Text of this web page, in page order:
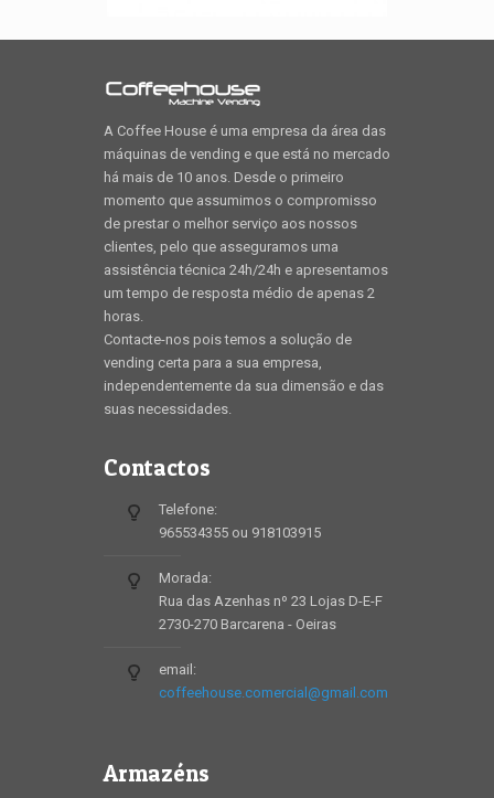
A Coffee House é uma empresa da área das
máquinas de vending e que está no mercado
há mais de 10 anos. Desde o primeiro
momento que assumimos o compromisso
de prestar o melhor serviço aos nossos
clientes, pelo que asseguramos uma
assistência técnica 24h/24h e apresentamos
um tempo de resposta médio de apenas 2
horas.
Contacte-nos pois temos a solução de
vending certa para a sua empresa,
independentemente da sua dimensão e das
suas necessidades.
Contactos
Telefone:
965534355 ou 918103915
Morada:
Rua das Azenhas nº 23 Lojas D-E-F
2730-270 Barcarena - Oeiras
email:
coffeehouse.comercial@gmail.com
Armazéns